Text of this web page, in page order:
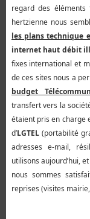
regard des
hertzienne nous
les plans technique
internet haut débit
fixes international et
de ces sites nous a
budget
transfert vers la
étaient pris en charge
d’LGTEL (portabilité
adresses e-mail,
utilisons aujourd’hui,
nous sommes
reprises (visites